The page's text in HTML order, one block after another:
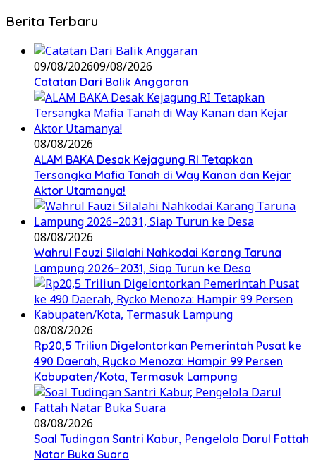
Berita Terbaru
09/08/202609/08/2026
Catatan Dari Balik Anggaran
08/08/2026
ALAM BAKA Desak Kejagung RI Tetapkan
Tersangka Mafia Tanah di Way Kanan dan Kejar
Aktor Utamanya!
08/08/2026
Wahrul Fauzi Silalahi Nahkodai Karang Taruna
Lampung 2026–2031, Siap Turun ke Desa
08/08/2026
Rp20,5 Triliun Digelontorkan Pemerintah Pusat ke
490 Daerah, Rycko Menoza: Hampir 99 Persen
Kabupaten/Kota, Termasuk Lampung
08/08/2026
Soal Tudingan Santri Kabur, Pengelola Darul Fattah
Natar Buka Suara